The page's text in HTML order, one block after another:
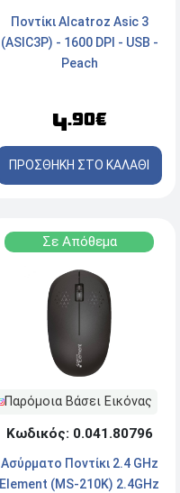
Ποντίκι Alcatroz Asic 3
(ASIC3P) - 1600 DPI - USB -
Peach
4.90€
ΠΡΟΣΘΗΚΗ ΣΤΟ ΚΑΛΑΘΙ
Σε Απόθεμα
Παρόμοια Βάσει Εικόνας
Κωδικός: 0.041.80796
Ασύρματο Ποντίκι 2.4 GHz
Element (MS-210K) 2.4GHz